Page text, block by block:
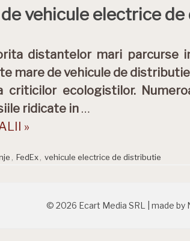
de vehicule electrice
distantelor mari parcurse
mare de vehicule de
criticilor ecologistilor.
ridicate in …
»
FedEx vehicule electrice de distributie
© 2026 Ecart Media SRL | made by